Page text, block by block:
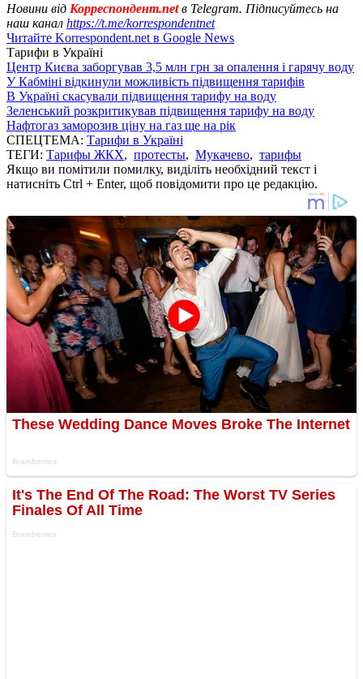
Новини від Корреспондент.netв Telegram. Підписуйтесь на
наш канал https://t.me/korrespondentnet
Читайте Korrespondent.net в Google News
Тарифи в Україні
Центр Києва заборгував 3,5 млн грн за опалення і гарячу воду
У Кабміні відкинули можливість підвищення тарифів
В Україні скасували підвищення тарифу на воду
Зеленський розкритикував підвищення тарифу на воду
Нафтогаз заморозив ціну на газ ще на рік
СПЕЦТЕМА: Тарифи в Україні
ТЕГИ: Тарифы ЖКХ, протесты, Мукачево, тарифы
Якщо ви помітили помилку, виділіть необхідний текст і
натисніть Ctrl + Enter, щоб повідомити про це редакцію.